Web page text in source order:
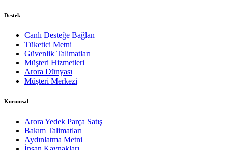
Destek
Canlı Desteğe Bağlan
Tüketici Metni
Güvenlik Talimatları
Müşteri Hizmetleri
Arora Dünyası
Müşteri Merkezi
Kurumsal
Arora Yedek Parça Satış
Bakım Talimatları
Aydınlatma Metni